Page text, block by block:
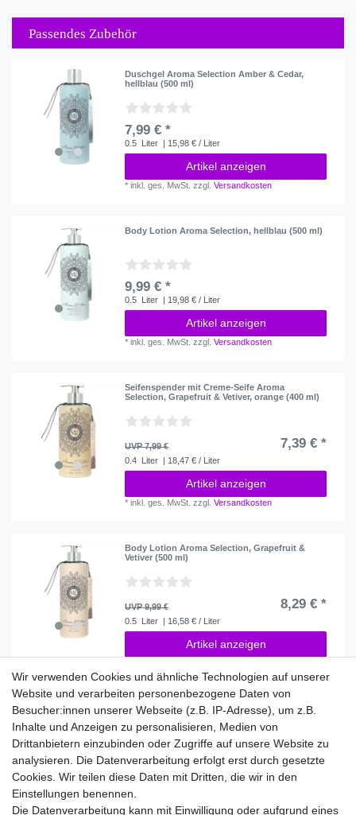
Passendes Zubehör
Duschgel Aroma Selection Amber & Cedar,
hellblau (500 ml)
7,99 € *
0.5 Liter | 15,98 € / Liter
Artikel anzeigen
*inkl. ges. MwSt. zzgl.Versandkosten
Body Lotion Aroma Selection, hellblau (500 ml)
9,99 € *
0.5 Liter | 19,98 € / Liter
Artikel anzeigen
*inkl. ges. MwSt. zzgl.Versandkosten
Seifenspender mit Creme-Seife Aroma
Selection, Grapefruit & Vetiver, orange (400 ml)
UVP 7,99 € 7,39 € *
0.4 Liter | 18,47 € / Liter
Artikel anzeigen
*inkl. ges. MwSt. zzgl.Versandkosten
Body Lotion Aroma Selection, Grapefruit &
Vetiver (500 ml)
UVP 9,99 € 8,29 € *
0.5 Liter | 16,58 € / Liter
Artikel anzeigen
Shop
Aroma Selection
Service
Versandinfos
Wir verwenden Cookies und ähnliche Technologien auf unserer
Website und verarbeiten personenbezogene Daten von
Besucher:innen unserer Webseite (z.B. IP-Adresse), um z.B.
Inhalte und Anzeigen zu personalisieren, Medien von
Drittanbietern einzubinden oder Zugriffe auf unsere Website zu
analysieren. Die Datenverarbeitung erfolgt erst durch gesetzte
Cookies. Wir teilen diese Daten mit Dritten, die wir in den
Einstellungen benennen.
Die Datenverarbeitung kann mit Einwilligung oder aufgrund eines